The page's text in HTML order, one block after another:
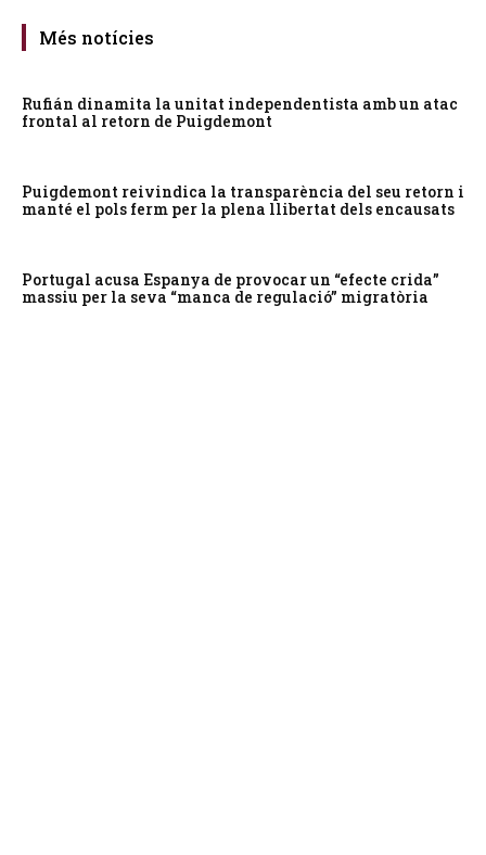
Més notícies
Rufián dinamita la unitat independentista amb un atac
frontal al retorn de Puigdemont
Puigdemont reivindica la transparència del seu retorn i
manté el pols ferm per la plena llibertat dels encausats
Portugal acusa Espanya de provocar un “efecte crida”
massiu per la seva “manca de regulació” migratòria